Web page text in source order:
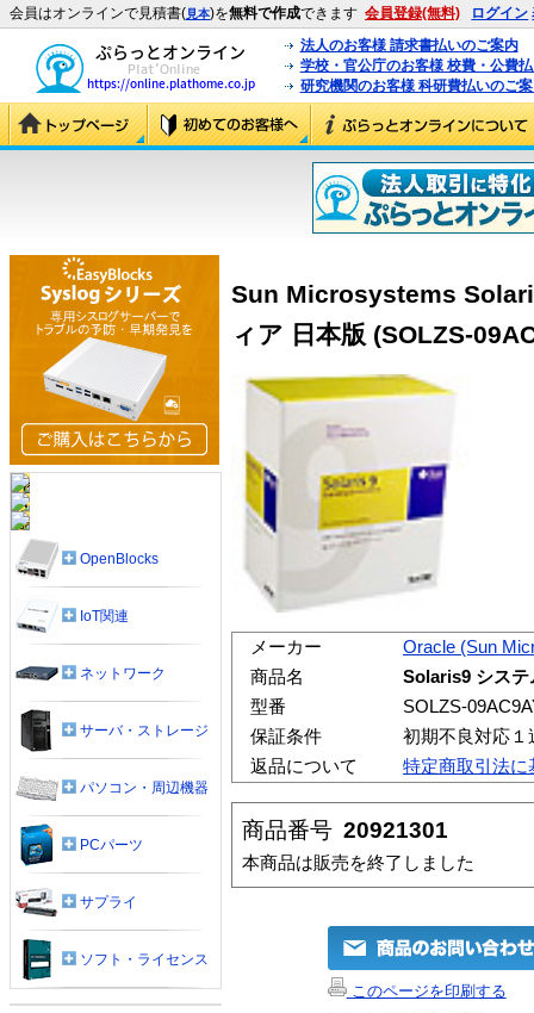
会員はオンラインで見積書(見本)を無料で作成できます 会員登録(無料) ログイン
法人のお客様 請求書払いのご案内
学校・官公庁のお客様 校費・公費
研究機関のお客様 科研費払いのご
Sun Microsystems
ィア 日本版 (SOLZS-
メーカー
Oracle (Sun
商品名
Solaris9 システ
型番
SOLZS-
保証条件
初期不良対応１
返品について
特定商取引法に
商品番号 20921301
本商品は販売を終了しました
このページを印刷する
OpenBlocks
IoT関連
ネットワーク
サーバ・ストレージ
パソコン・周辺機器
PCパーツ
サプライ
ソフト・ライセンス